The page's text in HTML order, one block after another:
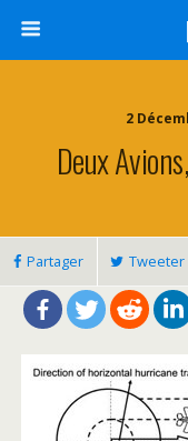
2
Deux
Partager Tweeter